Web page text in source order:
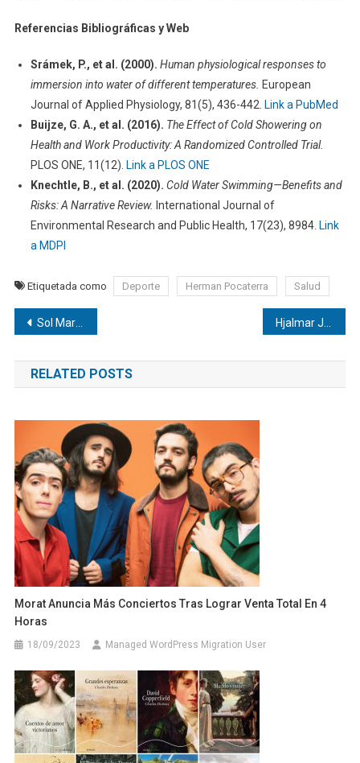
Referencias Bibliográficas y Web
Srámek, P., et al. (2000). Human physiological responses to
immersion into water of different temperatures. European
Journal of Applied Physiology, 81(5), 436-442. Link a PubMed
Buijze, G. A., et al. (2016). The Effect of Cold Showering on
Health and Work Productivity: A Randomized Controlled Trial.
PLOS ONE, 11(12). Link a PLOS ONE
Knechtle, B., et al. (2020). Cold Water Swimming—Benefits and
Risks: A Narrative Review. International Journal of
Environmental Research and Public Health, 17(23), 8984. Link
a MDPI
Etiquetada como Deporte Herman Pocaterra Salud
Navegación
de
entradas
Sol María Sthormes Bolívar | Fatiga Crónica y Salud Mental en Trabajadores Offshore: Un Riesgo Silencioso Hjalmar Jesús Gibelli Gómez: Importancia de los Seguros en las Finanzas Personales y Empresariales
RELATED POSTS
Morat Anuncia Más Conciertos Tras Lograr Venta Total En 4
Horas
18/09/2023 Managed WordPress Migration User